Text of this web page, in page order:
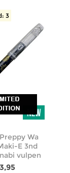
3
Wa
E 3nd
vulpen